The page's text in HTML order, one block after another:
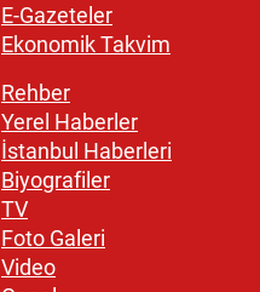
E-Gazeteler
Ekonomik Takvim
Rehber
Yerel Haberler
İstanbul Haberleri
Biyografiler
TV
Foto Galeri
Video